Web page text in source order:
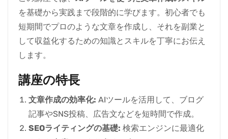
を基礎から実践まで段階的に学びます。初心者でも
短期間でプロのような文章を作成し、それを副業と
して収益化するための知識とスキルを丁寧にお伝え
します。
講座の特長
文章作成の効率化: AIツールを活用して、ブログ
記事やSNS投稿、広告文などを短時間で作成。
SEOライティングの基礎: 検索エンジンに最適化